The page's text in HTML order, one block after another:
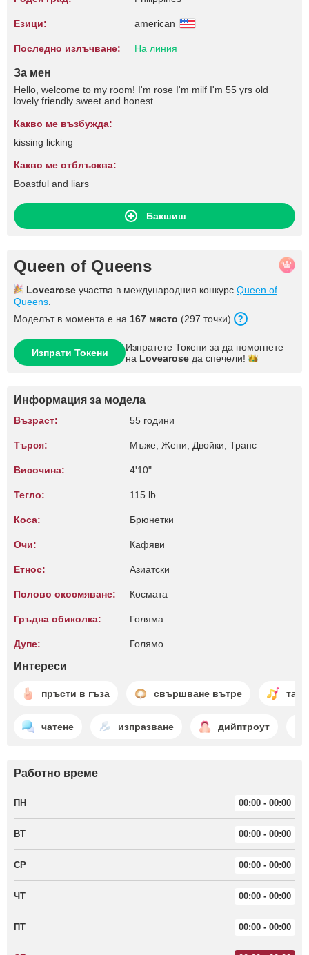
Езици: american
Последно излъчване: На линия
За мен
Hello, welcome to my room! I'm rose I'm milf I'm 55 yrs old
lovely friendly sweet and honest
Какво ме възбужда:
kissing licking
Какво ме отблъсква:
Boastful and liars
Бакшиш
Queen of Queens
Lovearose участва в международния конкурс Queen of
Queens
Моделът в момента е на 167 място (297 точки).
Изпрати Токени
Изпратете Токени за да помогнете
на Lovearose да спечели!
Информация за модела
Възраст: 55 години
Търся: Мъже, Жени, Двойки, Транс
Височина: 4'10"
Тегло: 115 lb
Коса: Брюнетки
Очи: Кафяви
Етнос: Азиатски
Полово окосмяване: Космата
Гръдна обиколка: Голяма
Дупе: Голямо
Интереси
пръсти в гъза свършване вътре
чатене изпразване дийптроут
Работно време
ПН 00:00 - 00:00
ВТ 00:00 - 00:00
СР 00:00 - 00:00
ЧТ 00:00 - 00:00
ПТ 00:00 - 00:00